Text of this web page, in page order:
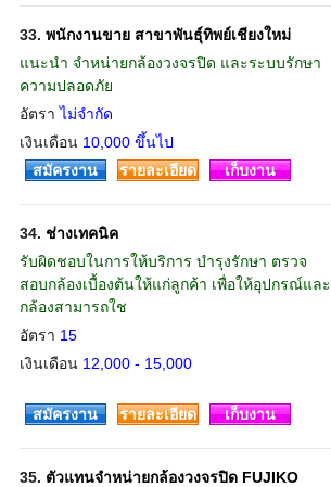
33. พนักงานขาย สาขาพันธุ์ทิพย์เชียงใหม่
แนะนำ จำหน่ายกล้องวงจรปิด และระบบรักษา
ความปลอดภัย
อัตราไม่จำกัด
เงินเดือน 10,000 ขึ้นไป
สมัครงาน รายละเอียด เก็บงาน
34. ช่างเทคนิค
รับผิดชอบในการให้บริการ บำรุงรักษา ตรวจ
สอบกล้องเบื้องต้นให้แก่ลูกค้า เพื่อให้อุปกรณ์และ
กล้องสามารถใช
อัตรา 15
เงินเดือน 12,000 - 15,000
สมัครงาน
รายละเอียด เก็บงาน
35. ตัวแทนจำหน่ายกล้องวงจรปิด FUJIKO